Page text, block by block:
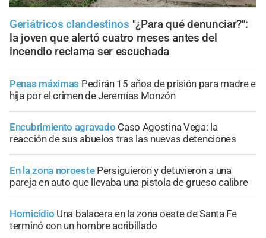
Geriátricos clandestinos "¿Para qué denunciar?":
la joven que alertó cuatro meses antes del
incendio reclama ser escuchada
Penas máximas Pedirán 15 años de prisión para madre e
hija por el crimen de Jeremías Monzón
Encubrimiento agravado Caso Agostina Vega: la
reacción de sus abuelos tras las nuevas detenciones
En la zona noroeste Persiguieron y detuvieron a una
pareja en auto que llevaba una pistola de grueso calibre
Homicidio Una balacera en la zona oeste de Santa Fe
terminó con un hombre acribillado